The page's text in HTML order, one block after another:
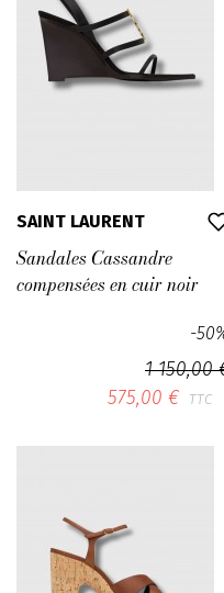
SAINT LAURENT
Sandales Cassandre
compensées en cuir noir
1 150,00
-
575,00 € TTC